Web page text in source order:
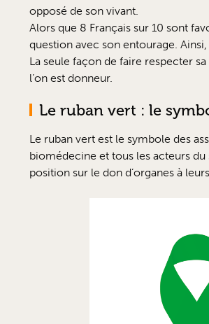
opposé de son vivant.
Alors que 8 Français sur 10 sont
question avec son entourage.
La seule façon de faire respecter
l’on est donneur.
Le ruban vert : le
Le ruban vert est le symbole des
biomédecine et tous les acteurs
position sur le don d’organes à